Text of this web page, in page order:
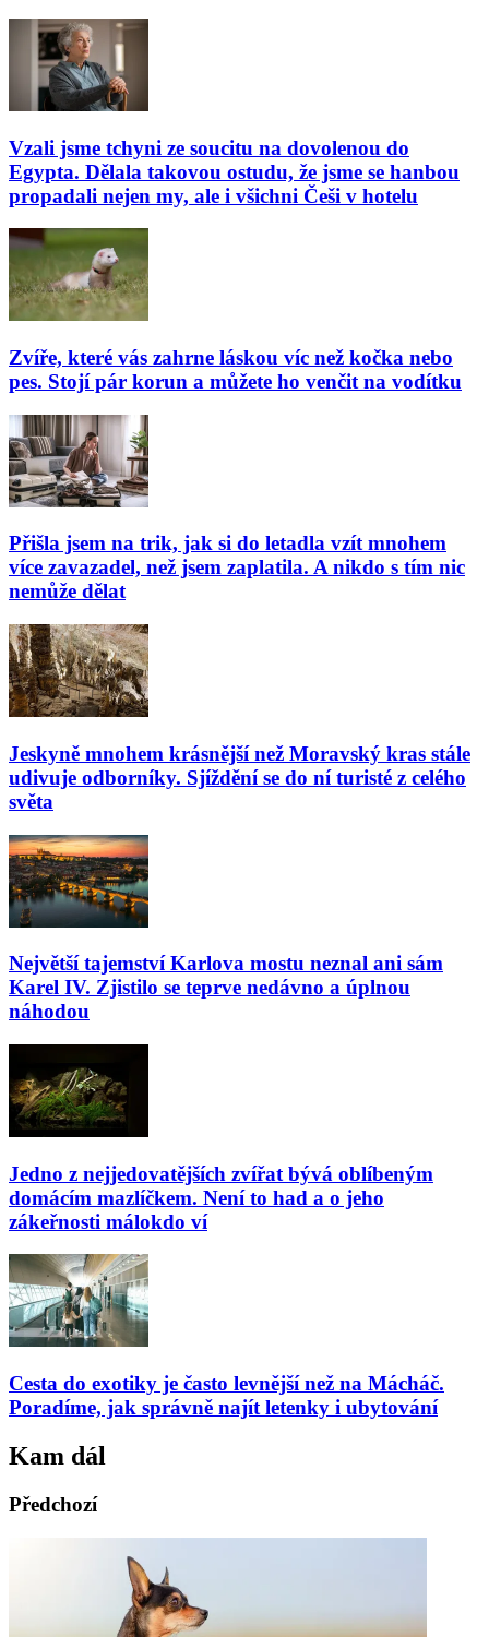
Vzali jsme tchyni ze soucitu na dovolenou do
Egypta. Dělala takovou ostudu, že jsme se hanbou
propadali nejen my, ale i všichni Češi v hotelu
Zvíře, které vás zahrne láskou víc než kočka nebo
pes. Stojí pár korun a můžete ho venčit na vodítku
Přišla jsem na trik, jak si do letadla vzít mnohem
více zavazadel, než jsem zaplatila. A nikdo s tím nic
nemůže dělat
Jeskyně mnohem krásnější než Moravský kras stále
udivuje odborníky. Sjíždění se do ní turisté z celého
světa
Největší tajemství Karlova mostu neznal ani sám
Karel IV. Zjistilo se teprve nedávno a úplnou
náhodou
Jedno z nejjedovatějších zvířat bývá oblíbeným
domácím mazlíčkem. Není to had a o jeho
zákeřnosti málokdo ví
Cesta do exotiky je často levnější než na Mácháč.
Poradíme, jak správně najít letenky i ubytování
Kam dál
Předchozí